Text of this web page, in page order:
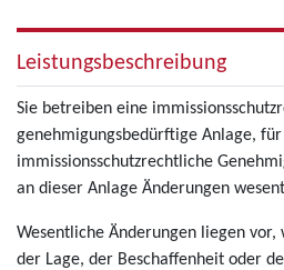
Leistungsbeschreibung
Sie betreiben eine
genehmigungsbedürftige Anlage,
immissionsschutzrechtliche
an dieser Anlage Änderungen
Wesentliche Änderungen liegen
der Lage, der Beschaffenheit oder